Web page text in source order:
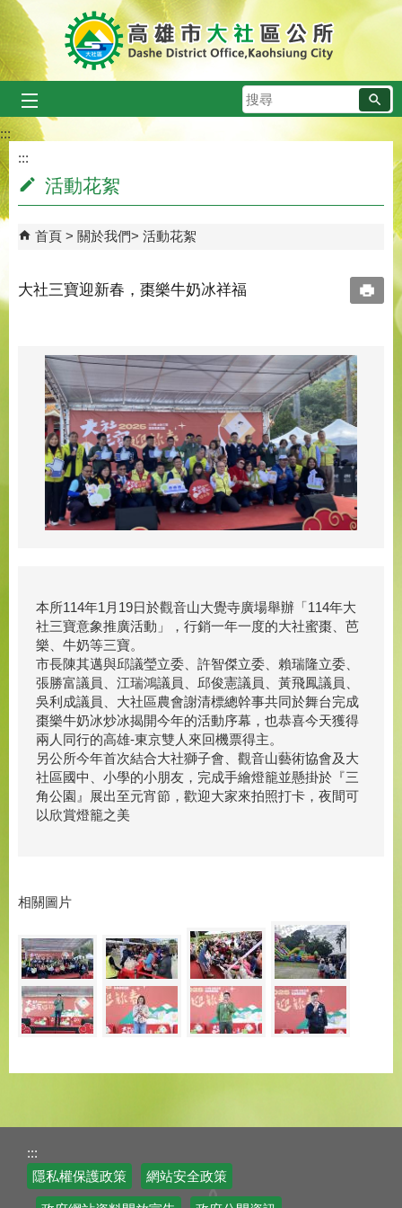
跳到主要內容區塊
搜
尋
:::
:::
活動花絮
首頁 關於我們 活動花絮
大社三寶迎新春，棗樂牛奶冰祥福
本所114年1月19日於觀音山大覺寺廣場舉辦「114年大
社三寶意象推廣活動」，行銷一年一度的大社蜜棗、芭
樂、牛奶等三寶。
市長陳其邁與邱議瑩立委、許智傑立委、賴瑞隆立委、
張勝富議員、江瑞鴻議員、邱俊憲議員、黃飛鳳議員、
吳利成議員、大社區農會謝清標總幹事共同於舞台完成
棗樂牛奶冰炒冰揭開今年的活動序幕，也恭喜今天獲得
兩人同行的高雄-東京雙人來回機票得主。
另公所今年首次結合大社獅子會、觀音山藝術協會及大
社區國中、小學的小朋友，完成手繪燈籠並懸掛於『三
角公園』展出至元宵節，歡迎大家來拍照打卡，夜間可
以欣賞燈籠之美
相關圖片
:::
隱私權保護政策
網站安全政策